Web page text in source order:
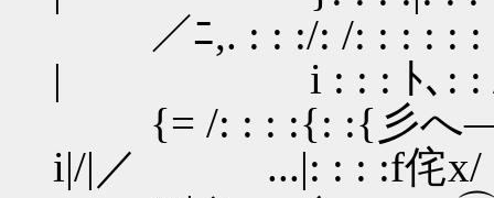
／ﾆ,. : : :/: /: : : :
| i : : : ﾄ､: : /
{= /: : : :{: :{彡へ
i|/|／ ...|: : : :f